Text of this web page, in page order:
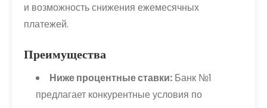
и возможность снижения ежемесячных
платежей.
Преимущества
Ниже процентные ставки: Банк №1
предлагает конкурентные условия по